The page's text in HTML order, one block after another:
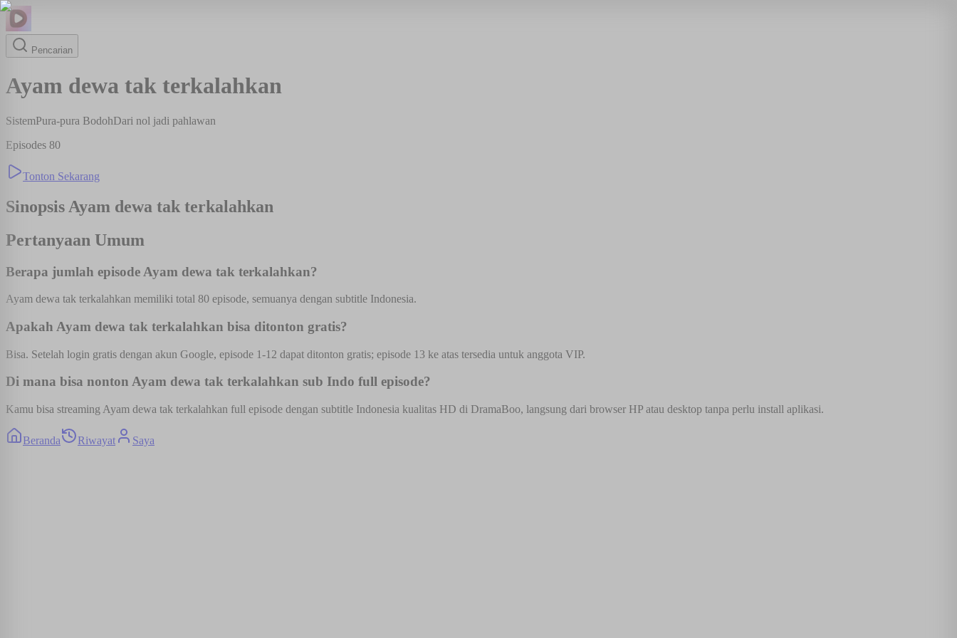
Pencarian
Ayam dewa tak terkalahkan
SistemPura-pura BodohDari nol jadi pahlawan
Episodes 80
Tonton Sekarang
Sinopsis Ayam dewa tak terkalahkan
Pertanyaan Umum
Berapa jumlah episode Ayam dewa tak terkalahkan?
Ayam dewa tak terkalahkan memiliki total 80 episode, semuanya dengan subtitle Indonesia.
Apakah Ayam dewa tak terkalahkan bisa ditonton gratis?
Bisa. Setelah login gratis dengan akun Google, episode 1-12 dapat ditonton gratis; episode 13 ke atas tersedia untuk anggota VIP.
Di mana bisa nonton Ayam dewa tak terkalahkan sub Indo full episode?
Kamu bisa streaming Ayam dewa tak terkalahkan full episode dengan subtitle Indonesia kualitas HD di DramaBoo, langsung dari browser HP atau desktop tanpa perlu install aplikasi.
Beranda Riwayat Saya